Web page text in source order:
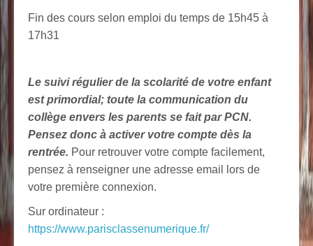
Fin des cours selon emploi du temps de 15h45 à
17h31
Le suivi régulier de la scolarité de votre enfant
est primordial; toute la communication du
collège envers les parents se fait par PCN.
Pensez donc à activer votre compte dès la
rentrée. Pour retrouver votre compte facilement,
pensez à renseigner une adresse email lors de
votre première connexion.
Sur ordinateur :
https://www.parisclassenumerique.fr/